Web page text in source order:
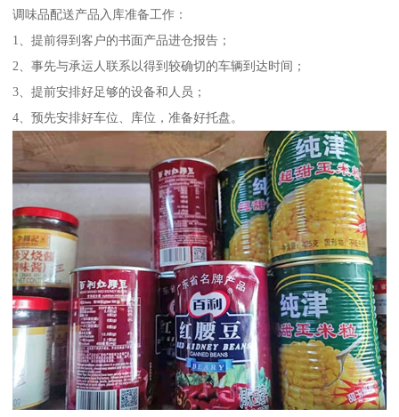
调味品配送产品入库准备工作：
1、提前得到客户的书面产品进仓报告；
2、事先与承运人联系以得到较确切的车辆到达时间；
3、提前安排好足够的设备和人员；
4、预先安排好车位、库位，准备好托盘。